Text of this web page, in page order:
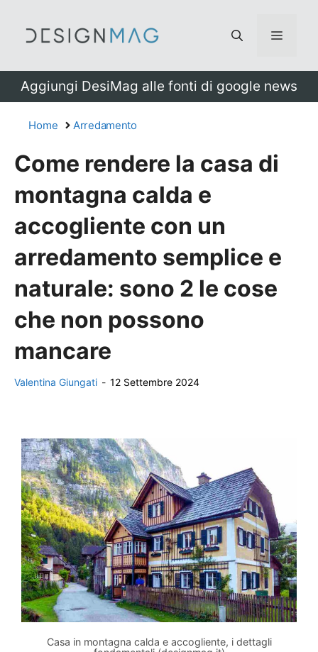
Menu
Aggiungi DesiMag alle fonti di google news
Home Arredamento
Come rendere la casa di
montagna calda e
accogliente con un
arredamento semplice e
naturale: sono 2 le cose
che non possono
mancare
Valentina Giungati - 12 Settembre 2024
Casa in montagna calda e accogliente, i dettagli